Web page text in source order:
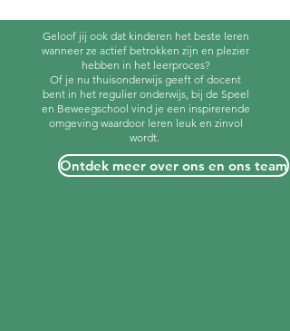
Geloof jij ook dat kinderen het beste leren
wanneer ze actief betrokken zijn en plezier
hebben in het leerproces?
Of je nu thuisonderwijs geeft of docent
bent in het regulier onderwijs, bij de Speel
en Beweegschool vind je een inspirerende
omgeving waardoor leren leuk en zinvol
wordt.
Ontdek meer over ons en ons team